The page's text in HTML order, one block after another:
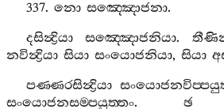
337. නො සඤ‍්ඤොජනා.
දසින්‍ද්‍රියා
සඤ‍්ඤොජනියා.
නවින්‍ද්‍රියා සියා සංයොජනියා, සියා
පණ‍්ණරසින්‍ද්‍රියා
සංයොජනසම‍්පයුත‍්තං. ඡ